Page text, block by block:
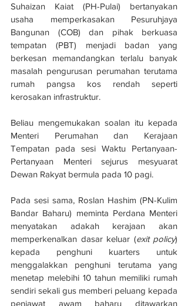
Suhaizan Kaiat (PH-Pulai) bertanyakan
usaha memperkasakan Pesuruhjaya
Bangunan (COB) dan pihak berkuasa
tempatan (PBT) menjadi badan yang
berkesan memandangkan terlalu banyak
masalah pengurusan perumahan terutama
rumah pangsa kos rendah seperti
kerosakan infrastruktur.
Beliau mengemukakan soalan itu kepada
Menteri Perumahan dan Kerajaan
Tempatan pada sesi Waktu Pertanyaan-
Pertanyaan Menteri sejurus mesyuarat
Dewan Rakyat bermula pada 10 pagi.
Pada sesi sama, Roslan Hashim (PN-Kulim
Bandar Baharu) meminta Perdana Menteri
menyatakan adakah kerajaan akan
memperkenalkan dasar keluar (exit policy)
kepada penghuni kuarters untuk
menggalakkan penghuni terutama yang
menetap melebihi 10 tahun memiliki rumah
sendiri sekali gus memberi peluang kepada
penjawat awam baharu ditawarkan